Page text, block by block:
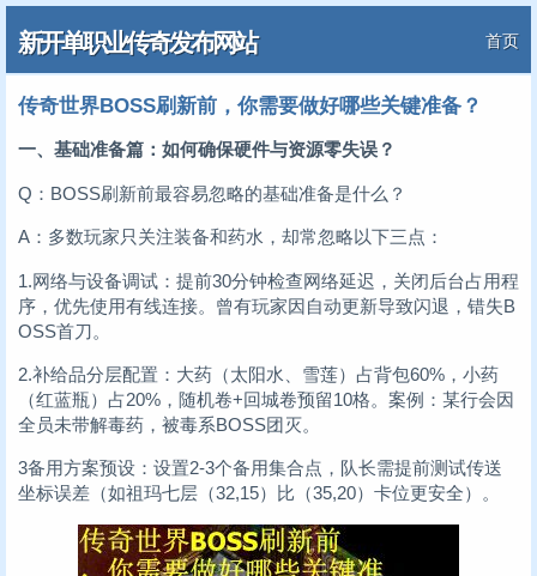
新开单职业传奇发布网站 首页
传奇世界BOSS刷新前，你需要做好哪些关键准备？
一、基础准备篇：如何确保硬件与资源零失误？
Q：BOSS刷新前最容易忽略的基础准备是什么？
A：多数玩家只关注装备和药水，却常忽略以下三点：
1.网络与设备调试：提前30分钟检查网络延迟，关闭后台占用程
序，优先使用有线连接。曾有玩家因自动更新导致闪退，错失B
OSS首刀。
2.补给品分层配置：大药（太阳水、雪莲）占背包60%，小药
（红蓝瓶）占20%，随机卷+回城卷预留10格。案例：某行会因
全员未带解毒药，被毒系BOSS团灭。
3备用方案预设：设置2-3个备用集合点，队长需提前测试传送
坐标误差（如祖玛七层（32,15）比（35,20）卡位更安全）。